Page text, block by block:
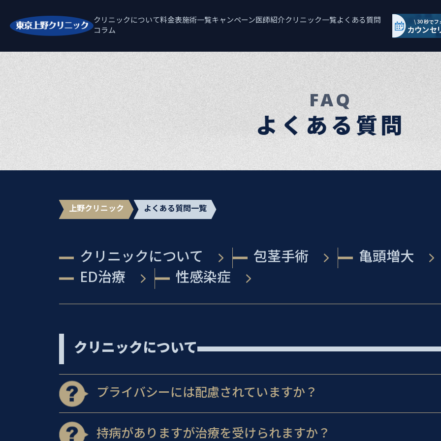
クリニックについて料金表施術一覧キャンペーン医師紹介クリニック一覧よくある質問
コラム
FAQ
よくある質問
上野クリニック よくある質問一覧
クリニックについて 包茎手術
亀頭増大
ED治療
性感染症
クリニックについて
プライバシーには配慮されていますか？
持病がありますが治療を受けられますか？